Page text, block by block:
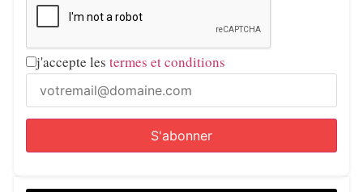
j'accepte les termes et conditions